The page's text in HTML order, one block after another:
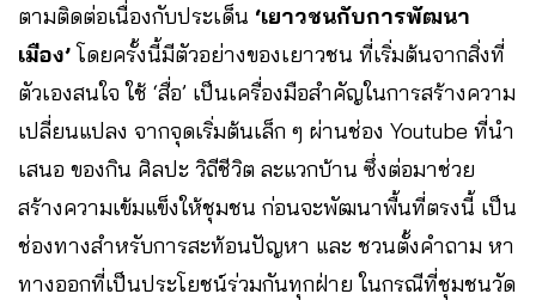
ตามติดต่อเนื่องกับประเด็น ‘เยาวชนกับการพัฒนา
เมือง’โดยครั้งนี้​มีตัวอย่างของเยาวชน ที่เริ่มต้นจากสิ่งที่
ตัวเองสนใจ ใช้ ‘สื่อ’ เป็นเครื่องมือสำคัญในการสร้างความ
เปลี่ยนแปลง จาก​จุดเริ่มต้นเล็ก ๆ ผ่านช่อง Youtube ที่นำ
เสนอ ของกิน ศิลปะ วิถีชีวิต ละแวกบ้าน ซึ่งต่อมาช่วย
สร้างความเข้มแข็งให้ชุมชน ก่อนจะพัฒนาพื้นที่ตรงนี้ ​เป็น
ช่องทางสำหรับการสะท้อนปัญหา และ ชวนตั้งคำถาม ​หา
ทางออกที่เป็นประโยชน์ร่วมกันทุกฝ่าย ในกรณีที่ชุมชนวัด